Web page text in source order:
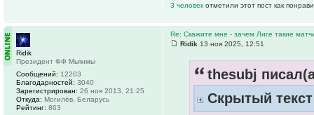
3 человек отметили этот пост как
Re: Скажите мне - зачем Лиге такие
Ridik 13 ноя 2025, 12:51
thesubj
Скрытый текст
Ridik
Президент ФФ Мьянмы
Сообщений: 12203
Благодарностей: 3040
Зарегистрирован: 26 ноя 2013, 21:25
Откуда: Могилёв, Беларусь
Рейтинг: 863